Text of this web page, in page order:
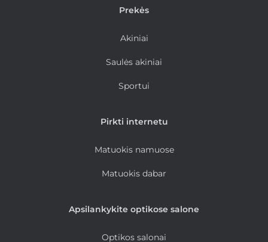
Prekės
Akiniai
Saulės akiniai
Sportui
Pirkti internetu
Matuokis namuose
Matuokis dabar
Apsilankykite optikose salone
Optikos salonai